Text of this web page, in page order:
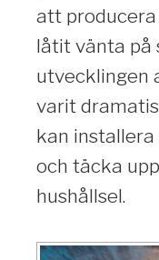
att
låtit vänta på
utvecklingen
varit
kan
och täcka
hushållsel.